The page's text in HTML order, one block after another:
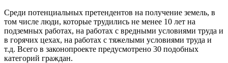
Среди потенциальных претендентов на получение земель, в
том числе люди, которые трудились не менее 10 лет на
подземных работах, на работах с вредными условиями труда и
в горячих цехах, на работах с тяжелыми условиями труда и
т.д. Всего в законопроекте предусмотрено 30 подобных
категорий граждан.